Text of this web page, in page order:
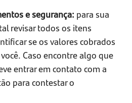
e segurança: para sua
revisar todos os itens
se os valores cobrados
Caso encontre algo que
entrar em contato com a
para contestar o